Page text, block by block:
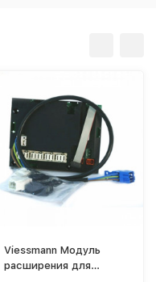
Viessmann Модуль
расширения для